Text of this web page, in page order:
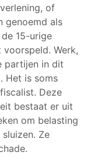
of
genoemd als
15-urige
Werk,
partijen in dit
Het is soms
Deze
bestaat er uit
om belasting
Ze